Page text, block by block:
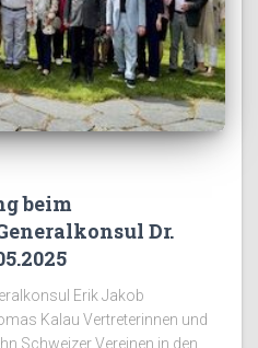
beim
Dr.
Erik Jakob
Kalau Vertreterinnen und
Schweizer Vereinen in den